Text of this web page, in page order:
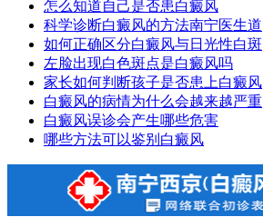
怎么知道自己是否患白癜风
科学诊断白癜风的方法南宁医生道
如何正确区分白癜风与日光性白斑
左脸出现白色斑点是白癜风吗
家长如何判断孩子是否患上白癜风
白癜风的病情为什么会越来越严重
白癜风误诊会产生哪些危害
哪些方法可以鉴别白癜风